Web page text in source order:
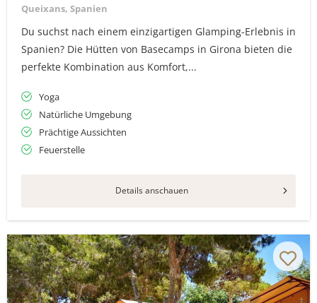
Queixans, Spanien
Du suchst nach einem einzigartigen Glamping-Erlebnis in
Spanien? Die Hütten von Basecamps in Girona bieten die
perfekte Kombination aus Komfort,...
Yoga
Natürliche Umgebung
Prächtige Aussichten
Feuerstelle
Details anschauen
Vielen Dank für das Abonnieren unseres Newsletters.